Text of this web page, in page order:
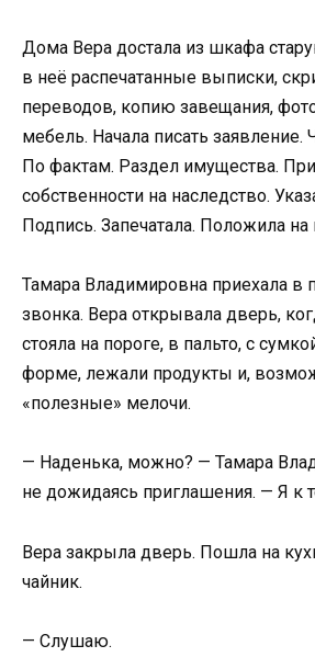
Дома Вера достала из шкафа
в неё распечатанные выписки,
переводов, копию завещания,
мебель. Начала писать заявление.
По фактам. Раздел имущества.
собственности на наследство.
Подпись. Запечатала. Положила
Тамара Владимировна приехала в
звонка. Вера открывала дверь,
стояла на пороге, в пальто, с
форме, лежали продукты и,
«полезные» мелочи.
— Наденька, можно? — Тамара
не дожидаясь приглашения. — Я к
Вера закрыла дверь. Пошла на
чайник.
— Слушаю.